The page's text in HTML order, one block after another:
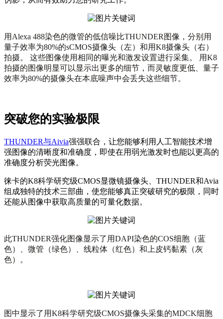
用Alexa 488染色的微管的低信噪比THUNDER图像，分别用
量子效率为80%的sCMOS摄像头（左）和用K8摄像头（右）
拍摄。 这些图像使用相同的曝光和激发设置进行采集。 用K8
拍摄的图像明显可以显示出更多的细节，而灵敏度更低、量子
效率为80%的摄像头在本底噪声中会丢失这些细节。
突破您的实验极限
THUNDER与Aivia强强联合，让您能够利用人工智能技术增
强图像的清晰度和准确度，即使在用弱光激发时也能以更高的
准确度分析荧光图像。
徕卡的K8科学研究级CMOS显微镜摄像头、THUNDER和Avia
组成独特的技术三部曲，使您能够真正突破研究的极限，同时
还能从图像中获取高质量的可量化数据。
此THUNDER强化图像显示了用DAPI染色的COS细胞（蓝
色）、微管（绿色）、线粒体（红色）和上皮钙黏素（灰
色）。
图中显示了用K8科学研究级CMOS摄像头采集的MDCK细胞